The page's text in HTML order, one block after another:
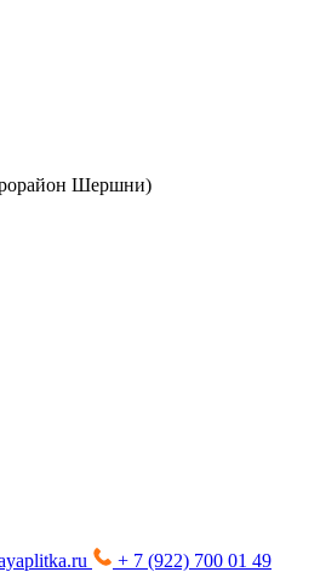
Шершни)
+ 7 (922) 700 01 49